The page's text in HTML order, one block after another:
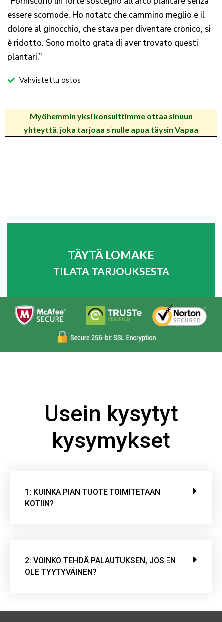
essere scomode. Ho notato che cammino meglio e il
dolore al ginocchio, che stava per diventare cronico, si
è ridotto. Sono molto grata di aver trovato questi
plantari.”
Vahvistettu ostos
Myöhemmin yksi konsulttimme ottaa sinuun
yhteyttä. joka tarjoaa sinulle apua täysin Vapaa
TÄYTÄ LOMAKE
TILATA TARJOUKSESTA
Usein kysytyt
kysymykset
1: KUINKA PIAN TUOTE TOIMITETAAN
KOTIIN?
2: VOINKO TEHDÄ PALAUTUKSEN, JOS EN
OLE TYYTYVÄINEN?